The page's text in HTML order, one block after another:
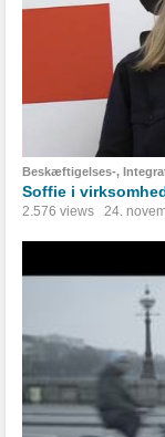
Beskæftigelses-,
Soffie i
2.576 views 24.